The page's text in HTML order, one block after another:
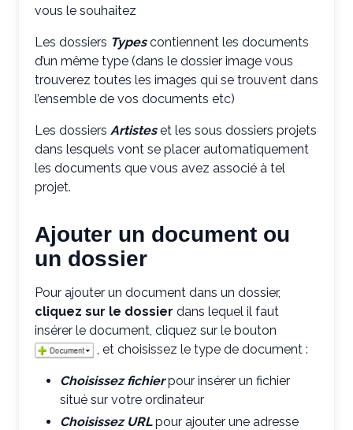
vous le souhaitez
Les dossiers Typescontiennent les documents
d’un même type (dans le dossier image vous
trouverez toutes les images qui se trouvent dans
l’ensemble de vos documents etc)
Les dossiers Artisteset les sous dossiers projets
dans lesquels vont se placer automatiquement
les documents que vous avez associé à tel
projet.
Ajouter un document ou
un dossier
Pour ajouter un document dans un dossier,
cliquez sur le dossier dans lequel il faut
insérer le document, cliquez sur le bouton
, et choisissez le type de document :
Choisissez fichierpour insérer un fichier
situé sur votre ordinateur
Choisissez URLpour ajouter une adresse